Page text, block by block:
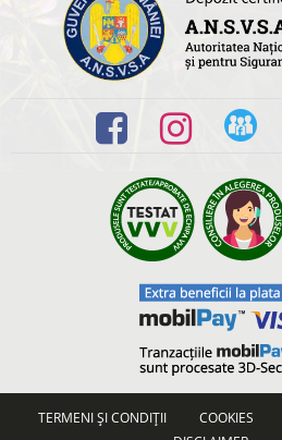
TERMENI ȘI CONDIȚII COOKIES